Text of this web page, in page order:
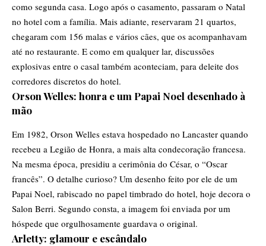
como segunda casa. Logo após o casamento, passaram o Natal
no hotel com a família. Mais adiante, reservaram 21 quartos,
chegaram com 156 malas e vários cães, que os acompanhavam
até no restaurante. E como em qualquer lar, discussões
explosivas entre o casal também aconteciam, para deleite dos
corredores discretos do hotel.
Orson Welles: honra e um Papai Noel desenhado à
mão
Em 1982, Orson Welles estava hospedado no Lancaster quando
recebeu a Legião de Honra, a mais alta condecoração francesa.
Na mesma época, presidiu a cerimônia do César, o “Oscar
francês”. O detalhe curioso? Um desenho feito por ele de um
Papai Noel, rabiscado no papel timbrado do hotel, hoje decora o
Salon Berri. Segundo consta, a imagem foi enviada por um
hóspede que orgulhosamente guardava o original.
Arletty: glamour e escândalo